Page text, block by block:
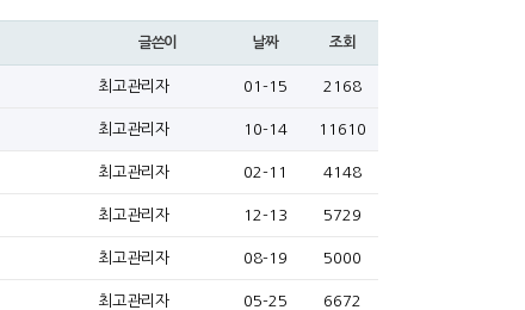
글쓴이 날짜 조회
최고관리자 01-15 2168
최고관리자 10-14 11610
최고관리자 02-11 4148
최고관리자 12-13 5729
최고관리자 08-19 5000
최고관리자 05-25 6672